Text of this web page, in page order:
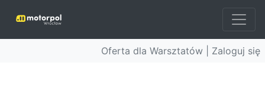
Oferta dla Warsztatów | Zaloguj się